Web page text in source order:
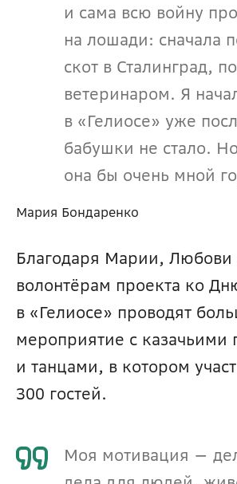
и сама всю войну
на лошади: сначала
скот в Сталинград,
ветеринаром. Я
в «Гелиосе» уже
бабушки не стало.
она бы очень мной
Мария Бондаренко
Благодаря Марии, Любови
волонтёрам проекта ко
в «Гелиосе» проводят
мероприятие с казачьими
и танцами, в котором
300 гостей.
Моя мотивация —